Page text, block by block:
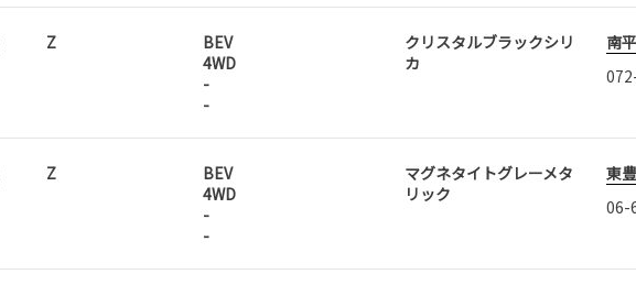
Z
BEV
4WD
-
-
クリスタルブラックシリ
カ
南
Z
BEV
4WD
-
-
マグネタイトグレーメタ
リック
東
06-